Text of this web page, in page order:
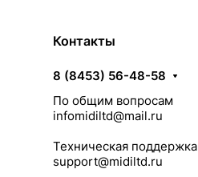
Контакты
8 (8453) 56-48-58
По общим вопросам
infomidiltd@mail.ru
Техническая поддержка
support@midiltd.ru